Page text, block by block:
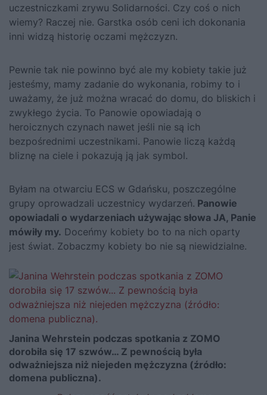
uczestniczkami zrywu Solidarności. Czy coś o nich
wiemy? Raczej nie. Garstka osób ceni ich dokonania
inni widzą historię oczami mężczyzn.
Pewnie tak nie powinno być ale my kobiety takie już
jesteśmy, mamy zadanie do wykonania, robimy to i
uważamy, że już można wracać do domu, do bliskich i
zwykłego życia. To Panowie opowiadają o
heroicznych czynach nawet jeśli nie są ich
bezpośrednimi uczestnikami. Panowie liczą każdą
bliznę na ciele i pokazują ją jak symbol.
Byłam na otwarciu ECS w Gdańsku, poszczególne
grupy oprowadzali uczestnicy wydarzeń. Panowie
opowiadali o wydarzeniach używając słowa JA, Panie
mówiły my. Doceńmy kobiety bo to na nich oparty
jest świat. Zobaczmy kobiety bo nie są niewidzialne.
Janina Wehrstein podczas spotkania z ZOMO
dorobiła się 17 szwów… Z pewnością była
odważniejsza niż niejeden mężczyzna (źródło:
domena publiczna).